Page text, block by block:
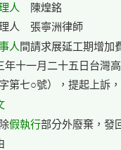
人
陳煌銘
人　張寧洲律師
人 間請求展延工期增加
年十一月二十五日台灣
第七○號），提起上訴
假執行部分外廢棄，發